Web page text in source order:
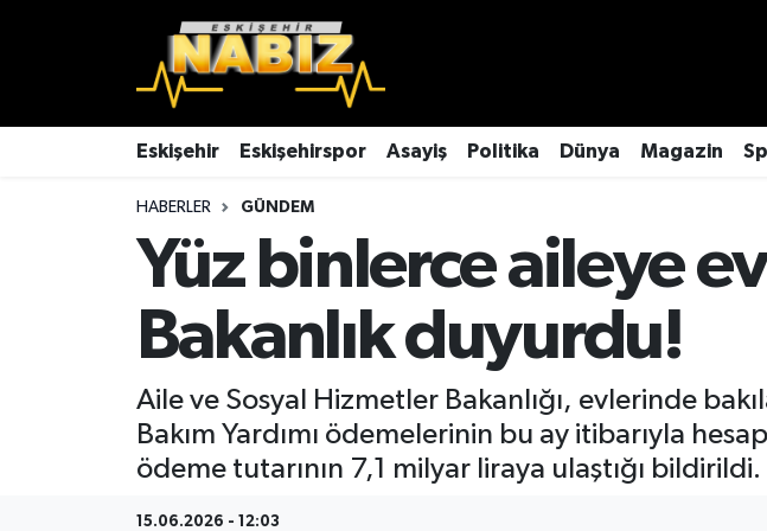
Eskişehir Eskişehirspor Asayiş Politika Dünya Magazin
HABERLER GÜNDEM
Yüz binlerce aileye
Bakanlık duyurdu!
Aile ve Sosyal Hizmetler Bakanlığı, evlerinde
Bakım Yardımı ödemelerinin bu ay itibarıyla
ödeme tutarının 7,1 milyar liraya ulaştığı bildirildi.
15.06.2026 - 12:03
Eskişehir
Eskişehir Hava Durumu
Eskişehir Trafik Yoğunluk Haritası
TFF 3.Lig 4.Grup Puan Durumu ve Fikstür
Tüm Manşetler
Son Dakika Haberleri
Haber Arşivi